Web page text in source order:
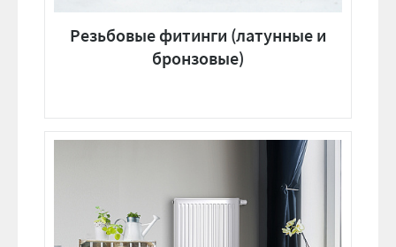
Резьбовые фитинги (латунные и
бронзовые)